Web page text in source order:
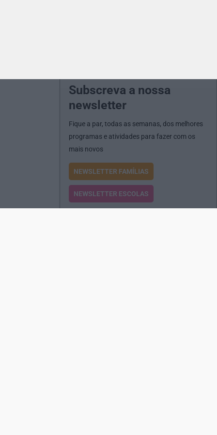
Subscreva a nossa
newsletter
Fique a par, todas as semanas, dos melhores
programas e atividades para fazer com os
mais novos
NEWSLETTER FAMÍLIAS
NEWSLETTER ESCOLAS